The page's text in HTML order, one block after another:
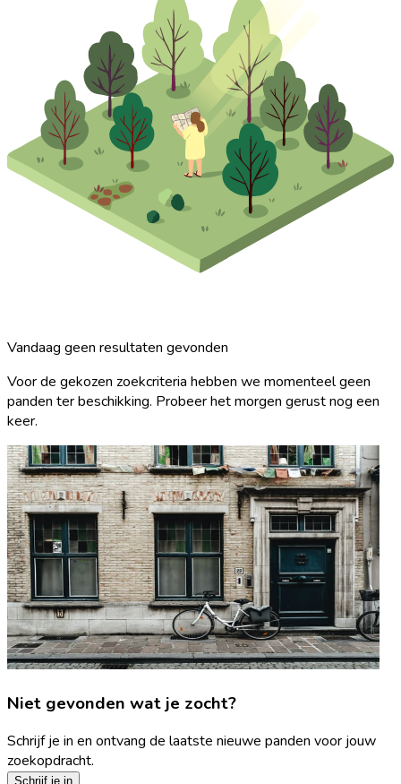
Vandaag geen resultaten gevonden
Voor de gekozen zoekcriteria hebben we momenteel geen
panden ter beschikking. Probeer het morgen gerust nog een
keer.
Niet gevonden wat je zocht?
Schrijf je in en ontvang de laatste nieuwe panden voor jouw
zoekopdracht.
Schrijf je in